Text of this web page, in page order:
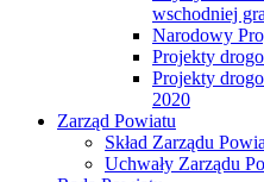
wschodniej
Narodowy
Projekty
Projekty
2020
Zarząd Powiatu
Skład Zarządu
Uchwały Zarządu